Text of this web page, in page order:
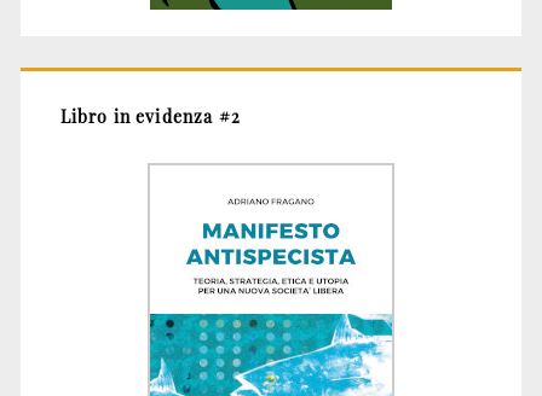
Libro in evidenza #2